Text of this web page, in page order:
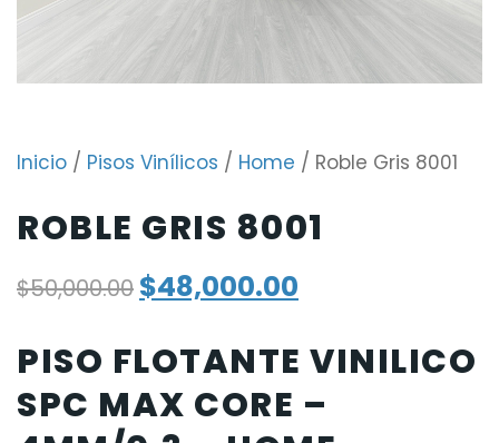
Inicio / Pisos Vinílicos / Home / Roble Gris 8001
ROBLE GRIS 8001
$50,000.00 $48,000.00
PISO FLOTANTE VINILICO
SPC MAX CORE –